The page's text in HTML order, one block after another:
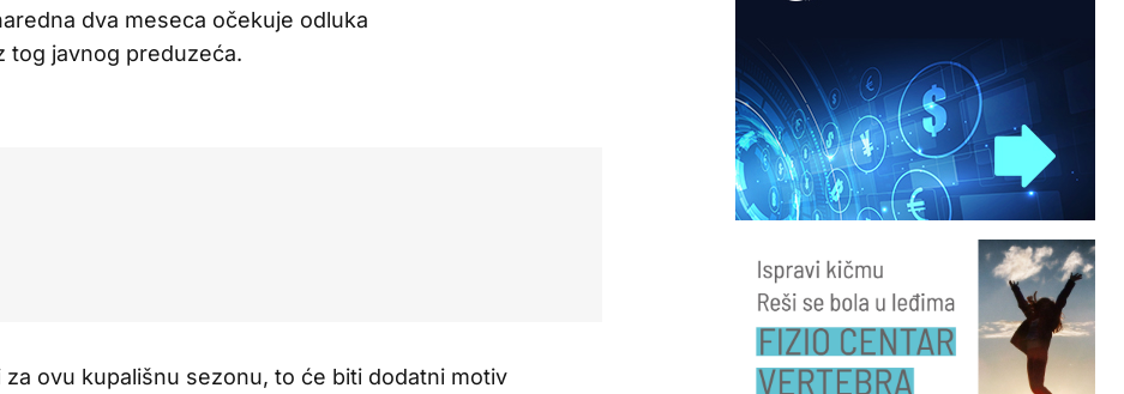
dva meseca očekuje odluka
tog javnog preduzeća.
ovu kupališnu sezonu, to će biti dodatni motiv